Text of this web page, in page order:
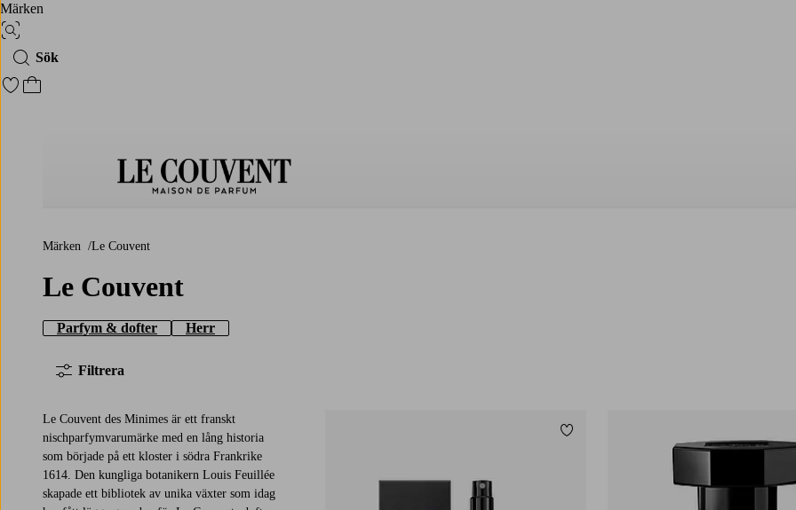
Märken
Bildsök
Sök
Gå till favoritmarkerade produkter
Gå till kundvagnen
Märken Le Couvent
Le Couvent
Parfym & dofter Herr
Filtrera
Le Couvent des Minimes är ett franskt
nischparfymvarumärke med en lång historia
som började på ett kloster i södra Frankrike
1614. Den kungliga botanikern Louis Feuillée
skapade ett bibliotek av unika växter som idag
Lägg till i favoriter